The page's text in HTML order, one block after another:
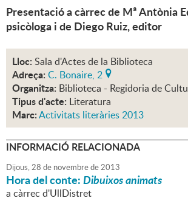
Presentació a càrrec de Mª Antònia
psicòloga i de Diego Ruiz, editor
Lloc: Sala d'Actes de la Biblioteca
Adreça: C. Bonaire, 2
Organitza: Biblioteca - Regidoria de
Tipus d'acte: Literatura
Marc:Activitats literàries 2013
INFORMACIÓ RELACIONADA
Dijous,28 de novembrede2013
Hora del conte:Dibuixos animats
a càrrec d'UllDistret